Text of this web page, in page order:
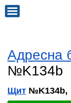
Адресна
№K134b
Щит №K134b,